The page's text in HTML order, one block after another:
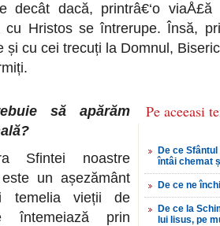
decât dacă, printrâ€‘o
cu Hristos se întrerupe. Însă,
și cu cei trecuți la Domnul,
Pe aceeasi
De ce
întâi chemat
De ce ne
De ce la
lui Iisus, pe
să apărăm
Sfintei noastre
un așezământ
temelia vieții de
prin